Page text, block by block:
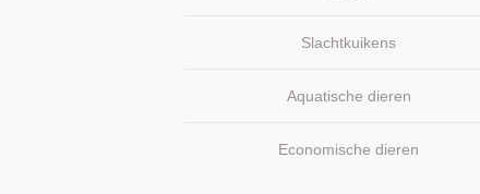
Slachtkuikens
Aquatische dieren
Economische dieren